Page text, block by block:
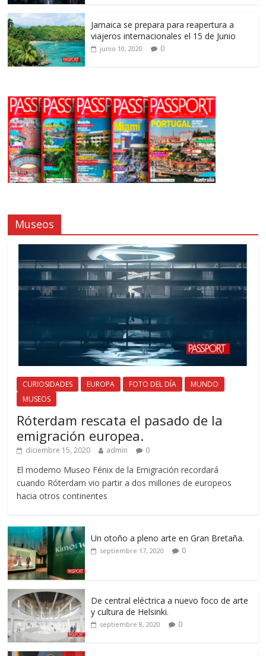
Jamaica se prepara para reapertura a
viajeros internacionales el 15 de Junio
junio 10, 2020 0
Museos
CURIOSIDADES EUROPA FOTO DEL DÍA
MUNDO
MUSEOS
Róterdam rescata el pasado de la
emigración europea.
diciembre 15, 2020 admin 0
El moderno Museo Fénix de la Emigración recordará
cuando Róterdam vio partir a dos millones de europeos
hacia otros continentes
Un otoño a pleno arte en Gran Bretaña.
septiembre 17, 2020 0
De central eléctrica a nuevo foco de arte
y cultura de Helsinki.
septiembre 8, 2020 0